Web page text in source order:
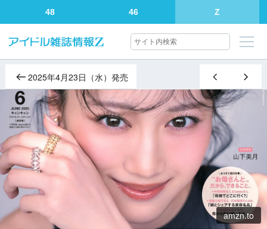
48 46 Z
2025年4月23日（水）発売
amzn.to